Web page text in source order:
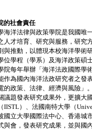
的社會責任
洋法律與政策學院是我國唯
人才培育、研究與服務，研究
與推動，以體現本校海洋學術
位學程（學系）及海洋政策碩
每年舉辦「海洋法政國際學
作為國內海洋法政研究者之發
的政策、法律、經濟與風險」
議題發表研究成果外，更擴大
IISTL）、法國南特大學（
國立大學國際法中心、香港城
與會，發表研究成果，並與